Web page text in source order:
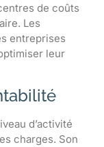
de coûts
Les
entreprises
leur
d’activité
charges. Son